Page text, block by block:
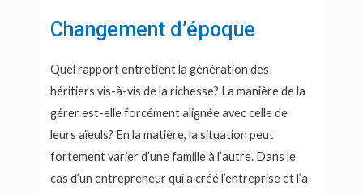
Changement d’époque
Quel rapport entretient la génération des
héritiers vis-à-vis de la richesse? La manière de la
gérer est-elle forcément alignée avec celle de
leurs aïeuls? En la matière, la situation peut
fortement varier d’une famille à l’autre. Dans le
cas d’un entrepreneur qui a créé l’entreprise et l’a